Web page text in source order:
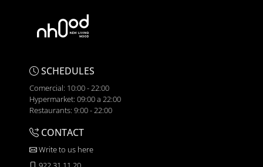
SCHEDULES
Comercial: 10:00 - 22:00
Hypermarket: 09:00 a 22:00
Restaurants: 9:00 - 22:00
CONTACT
Write to us here